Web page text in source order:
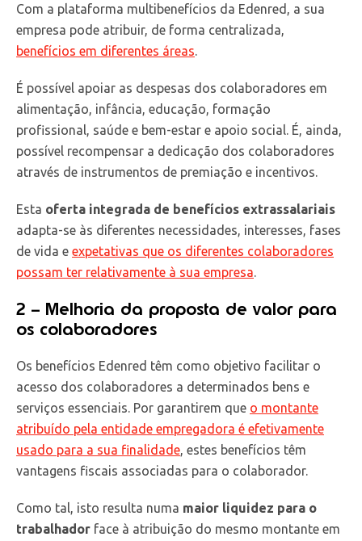
Com a plataforma multibenefícios da Edenred, a sua
empresa pode atribuir, de forma centralizada,
benefícios em diferentes áreas
É possível apoiar as despesas dos colaboradores em
alimentação, infância, educação, formação
profissional, saúde e bem-estar e apoio social. É, ainda,
possível recompensar a dedicação dos colaboradores
através de instrumentos de premiação e incentivos.
Esta oferta integrada de benefícios extrassalariais
adapta-se às diferentes necessidades, interesses, fases
de vida e expetativas que os diferentes colaboradores
possam ter relativamente à sua empresa
2 – Melhoria da proposta de valor para
os colaboradores
Os benefícios Edenred têm como objetivo facilitar o
acesso dos colaboradores a determinados bens e
serviços essenciais. Por garantirem que o montante
atribuído pela entidade empregadora é efetivamente
usado para a sua finalidade , estes benefícios têm
vantagens fiscais associadas para o colaborador.
Como tal, isto resulta numa maior liquidez para o
trabalhador face à atribuição do mesmo montante em